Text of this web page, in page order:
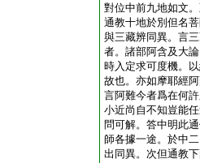
對位中前九地如文
通教十地於別但名
與三藏辨同異。言
者。諸部阿含及大
時入定求可度機。
故也。亦如摩耶經
言阿難今者爲在何
小近尚自不知豈能
問可解。答中明此
師各據一途。於中
出同異。次但通教